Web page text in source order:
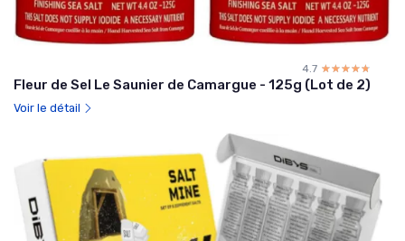
4.7 ☆☆☆☆☆
★★★★★
Fleur de Sel Le Saunier de Camargue - 125g (Lot de 2)
Voir le détail